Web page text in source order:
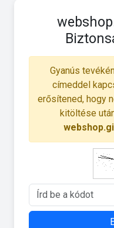
Gyanús
címeddel
erősítened, hogy
kitöltése